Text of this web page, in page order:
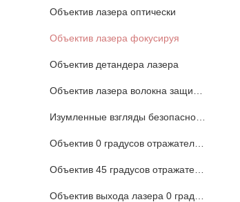
Объектив лазера оптически
Объектив лазера фокусируя
Объектив детандера лазера
Объектив лазера волокна защитный
Изумленные взгляды безопасности лазера
Объектив 0 градусов отражательный
Объектив 45 градусов отражательный
Объектив выхода лазера 0 градусов